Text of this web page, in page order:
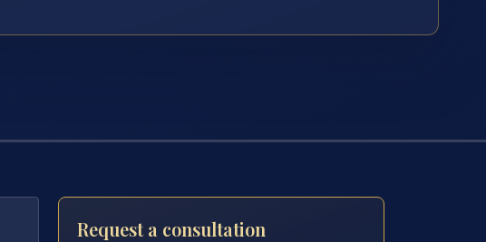
Request a consultation